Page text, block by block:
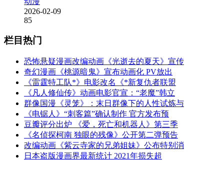
2026-02-09
85
栏目热门
恐怖悬疑漫画改编动画《光逝去的夏天》宣传
奇幻漫画《桃源暗鬼》宣布动画化 PV放出
《雷霆特工队*》电影改名《*新复仇者联盟
《凡人修仙传》动画电影官宣：“老魔”韩立
群像国漫《灵笼》：末日群像下的人性试炼与
《电锯人》“刺客篇”确认制作 官方发布预
豆瓣评分出炉 《爱，死亡和机器人》第三季
《名侦探柯南 独眼的残像》公开第二弹预告
改编动画《紫云寺家的兄弟姐妹》公布特别消
日本盗版漫画界最新统计 2021年损失超